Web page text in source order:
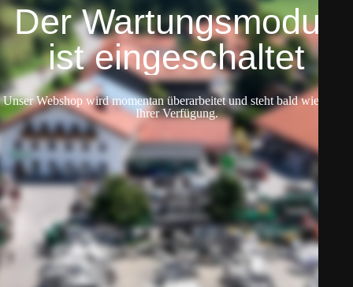
Der Wartungsmodus
ist eingeschaltet
Unser Webshop wird momentan überarbeitet und steht bald wieder zu
Ihrer Verfügung.